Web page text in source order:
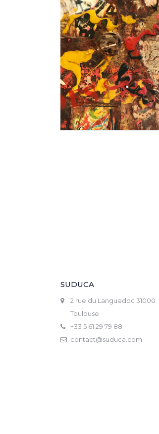
SUDUCA
2 rue du Languedoc 31000
Toulouse
+33 5 61 29 79 88
contact@suduca.com